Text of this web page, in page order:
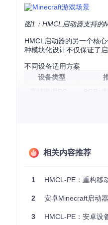
图1：HMCL启动器支持的
HMCL启动器的另一个核
种模块化设计不仅保证了
不同设备适用方案
设备类型
高端游戏PC
8GB+
二、场景化应用：
场景一：多版本共存方案
当你想尝试不同版本的
ecraft版本，并为每个版
相关内容推荐
1 HMCL-PE：重构移
2 安卓Minecraft启动
3 HMCL-PE：安卓设